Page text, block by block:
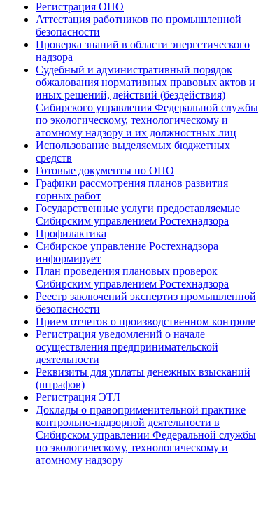
Регистрация ОПО
Аттестация работников по промышленной
безопасности
Проверка знаний в области энергетического
надзора
Судебный и административный порядок
обжалования нормативных правовых актов и
иных решений, действий (бездействия)
Сибирского управления Федеральной службы
по экологическому, технологическому и
атомному надзору и их должностных лиц
Использование выделяемых бюджетных
средств
Готовые документы по ОПО
Графики рассмотрения планов развития
горных работ
Государственные услуги предоставляемые
Сибирским управлением Ростехнадзора
Профилактика
Сибирское управление Ростехнадзора
информирует
План проведения плановых проверок
Сибирским управлением Ростехнадзора
Реестр заключений экспертиз промышленной
безопасности
Прием отчетов о производственном контроле
Регистрация уведомлений о начале
осуществления предпринимательской
деятельности
Реквизиты для уплаты денежных взысканий
(штрафов)
Регистрация ЭТЛ
Доклады о правоприменительной практике
контрольно-надзорной деятельности в
Сибирском управлении Федеральной службы
по экологическому, технологическому и
атомному надзору